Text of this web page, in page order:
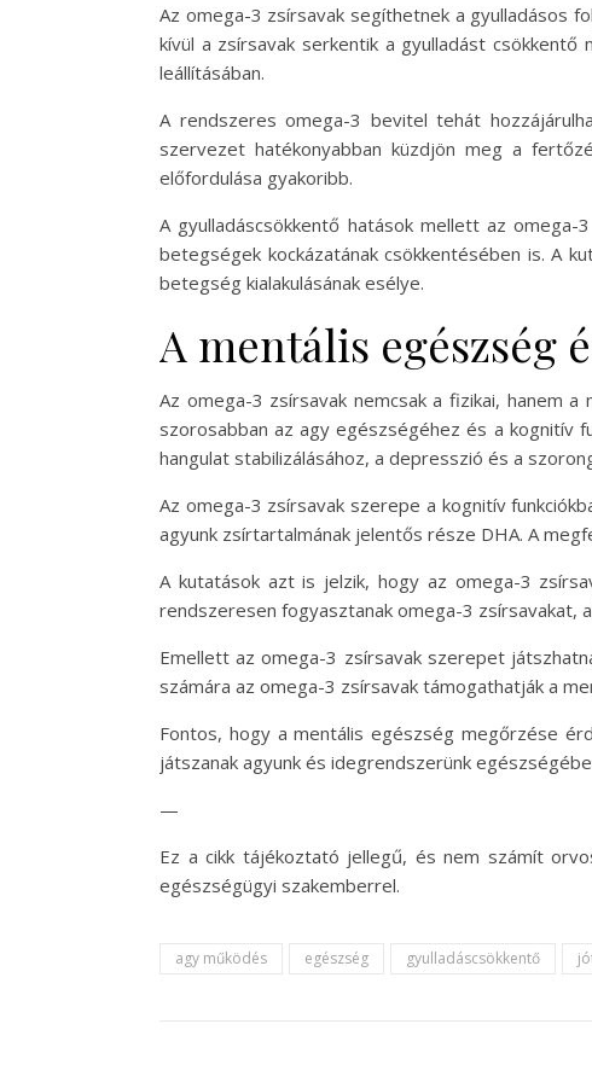
Az omega-3 zsírsavak segíthetnek a gyulladásos
kívül a zsírsavak serkentik a gyulladást
leállításában.
A rendszeres omega-3 bevitel tehát
szervezet hatékonyabban küzdjön meg a
előfordulása gyakoribb.
A gyulladáscsökkentő hatások mellett az
betegségek kockázatának csökkentésében is. A
betegség kialakulásának esélye.
A mentális egészség
Az omega-3 zsírsavak nemcsak a fizikai, hanem
szorosabban az agy egészségéhez és a kognitív
hangulat stabilizálásához, a depresszió és a
Az omega-3 zsírsavak szerepe a kognitív
agyunk zsírtartalmának jelentős része DHA. A
A kutatások azt is jelzik, hogy az omega-3
rendszeresen fogyasztanak omega-3 zsírsavakat,
Emellett az omega-3 zsírsavak szerepet
számára az omega-3 zsírsavak támogathatják a
Fontos, hogy a mentális egészség megőrzése
játszanak agyunk és idegrendszerünk
—
Ez a cikk tájékoztató jellegű, és nem számít
egészségügyi szakemberrel.
agy működés egészség gyulladáscsökkentő